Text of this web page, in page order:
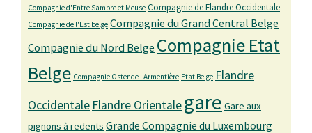
Compagnie d'Entre Sambre et Meuse Compagnie de Flandre Occidentale
Compagnie de l'Est belge Compagnie du Grand Central Belge
Compagnie du Nord Belge Compagnie Etat
Belge Compagnie Ostende - Armentière Etat Belge Flandre
Occidentale Flandre Orientalegare Gare aux
pignons à redents Grande Compagnie du Luxembourg